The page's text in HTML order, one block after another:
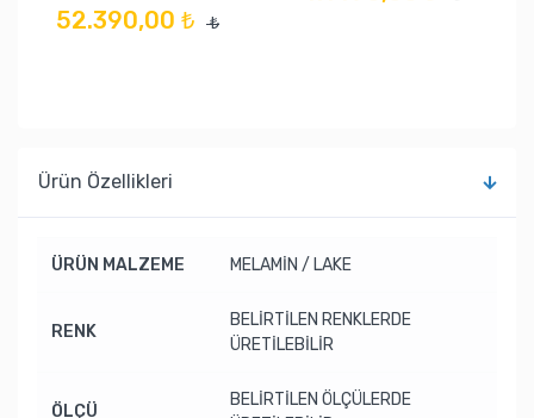
52.390,00 ₺ ₺
Ürün Özellikleri
ÜRÜN MALZEME MELAMİN / LAKE
RENK
BELİRTİLEN RENKLERDE
ÜRETİLEBİLİR
ÖLÇÜ
BELİRTİLEN ÖLÇÜLERDE